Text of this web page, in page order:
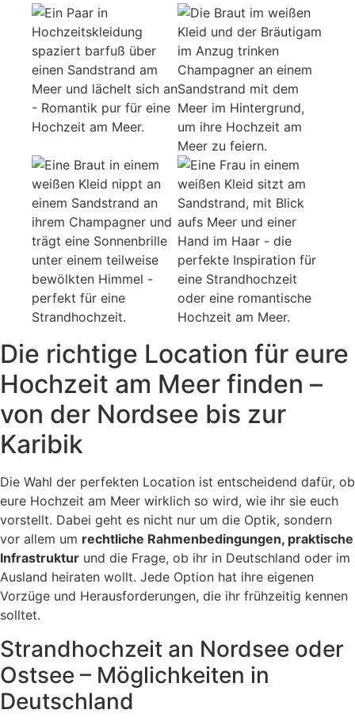
Die richtige Location für eure
Hochzeit am Meer finden –
von der Nordsee bis zur
Karibik
Die Wahl der perfekten Location ist entscheidend dafür, ob
eure Hochzeit am Meer wirklich so wird, wie ihr sie euch
vorstellt. Dabei geht es nicht nur um die Optik, sondern
vor allem um rechtliche Rahmenbedingungen, praktische
Infrastruktur und die Frage, ob ihr in Deutschland oder im
Ausland heiraten wollt. Jede Option hat ihre eigenen
Vorzüge und Herausforderungen, die ihr frühzeitig kennen
solltet.
Strandhochzeit an Nordsee oder
Ostsee – Möglichkeiten in
Deutschland